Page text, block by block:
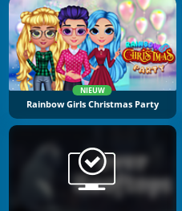
NIEUW
Rainbow Girls Christmas Party